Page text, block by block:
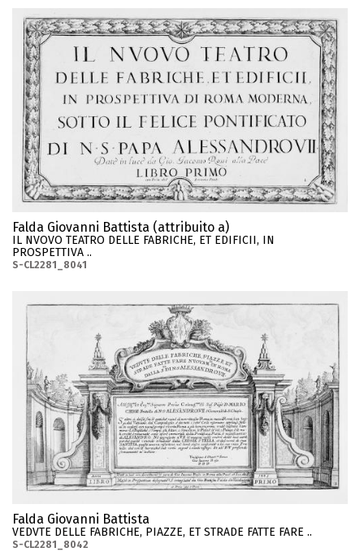
Falda Giovanni Battista (attribuito a)
IL NVOVO TEATRO DELLE FABRICHE, ET EDIFICII, IN
PROSPETTIVA ..
S-CL2281_8041
Falda Giovanni Battista
VEDVTE DELLE FABRICHE, PIAZZE, ET STRADE FATTE FARE ..
S-CL2281_8042